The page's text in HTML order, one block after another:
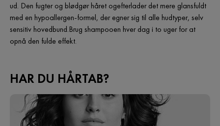
ud. Den fugter og blødgør håret ogefterlader det mere glansfuldt
med en hypoallergen-formel, der egner sig til alle hudtyper, selv
sensitiv hovedbund.Brug shampooen hver dag i to uger for at
opnå den fulde effekt.
HAR DU HÅRTAB?